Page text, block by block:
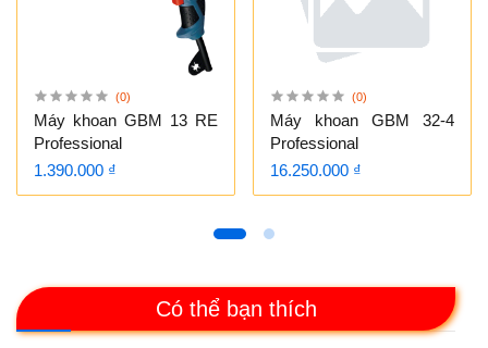
Có thể bạn thích
(0)
Máy khoan GBM 13 RE
Professional
1.390.000 ₫
(0)
Máy khoan GBM 32-4
Professional
16.250.000 ₫